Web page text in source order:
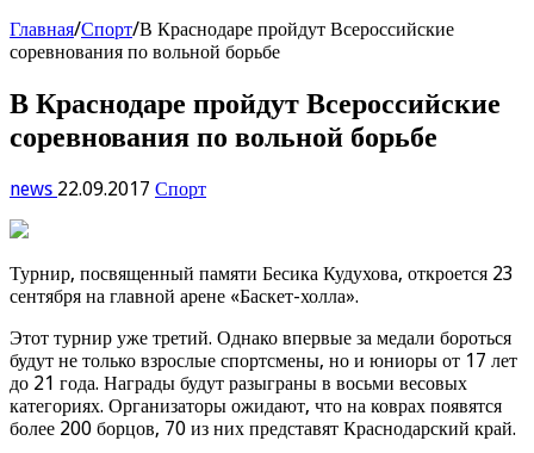
Главная/Спорт/В Краснодаре пройдут Всероссийские
соревнования по вольной борьбе
В Краснодаре пройдут Всероссийские
соревнования по вольной борьбе
news 22.09.2017 Спорт
Турнир, посвященный памяти Бесика Кудухова, откроется 23
сентября на главной арене «Баскет-холла».
Этот турнир уже третий. Однако впервые за медали бороться
будут не только взрослые спортсмены, но и юниоры от 17 лет
до 21 года. Награды будут разыграны в восьми весовых
категориях. Организаторы ожидают, что на коврах появятся
более 200 борцов, 70 из них представят Краснодарский край.